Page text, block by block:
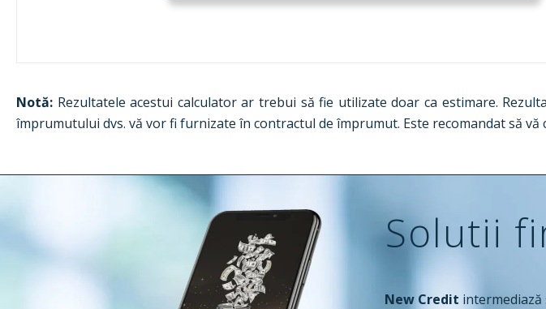
Notă: Rezultatele acestui calculator ar trebui să fie utilizate doar ca estimare.
împrumutului dvs. vă vor fi furnizate în contractul de împrumut. Este recomandat să
Solutii
New Credit